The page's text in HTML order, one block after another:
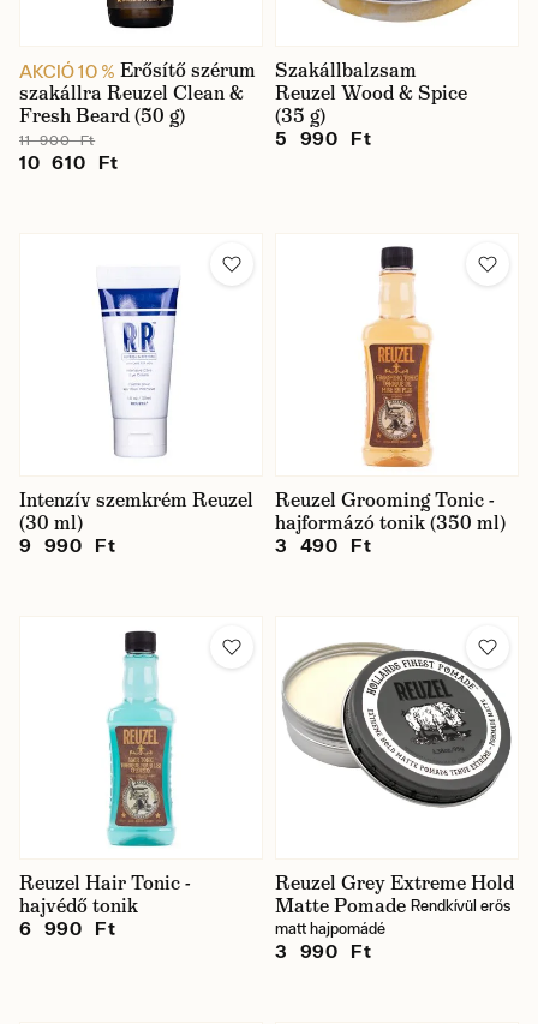
AKCIÓ 10 % Erősítő szérum
szakállra Reuzel Clean &
Fresh Beard (50 g)
11 900 Ft
10 610 Ft
Szakállbalzsam
Reuzel Wood & Spice
(35 g)
5 990 Ft
Intenzív szemkrém Reuzel
(30 ml)
9 990 Ft
Reuzel Grooming Tonic -
hajformázó tonik (350 ml)
3 490 Ft
Reuzel Hair Tonic -
hajvédő tonik
6 990 Ft
Reuzel Grey Extreme Hold
Matte Pomade Rendkívül erős
matt hajpomádé
3 990 Ft